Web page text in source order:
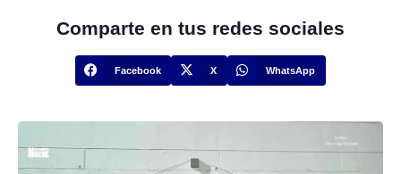
Comparte en tus redes sociales
Facebook X WhatsApp